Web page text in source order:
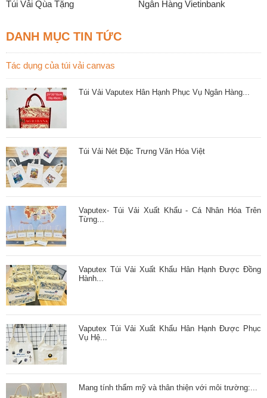
Túi Vải Qùa Tặng Ngân Hàng Vietinbank
DANH MỤC TIN TỨC
Tác dụng của túi vải canvas
Túi Vải Vaputex Hân Hạnh Phục Vụ Ngân Hàng...
Túi Vải Nét Đặc Trưng Văn Hóa Việt
Vaputex- Túi Vải Xuất Khẩu - Cá Nhân Hóa Trên
Từng...
Vaputex Túi Vải Xuất Khẩu Hân Hạnh Được Đồng
Hành...
Vaputex Túi Vải Xuất Khẩu Hân Hạnh Được Phục
Vụ Hệ...
Mang tính thẩm mỹ và thân thiện với môi trường:...